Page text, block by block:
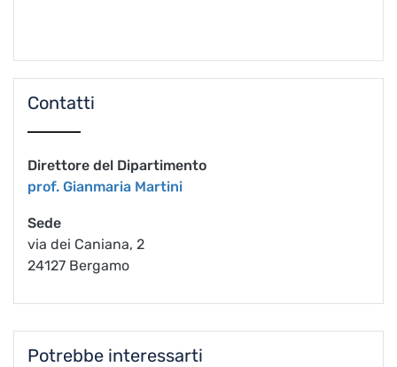
Contatti
Direttore del Dipartimento
prof. Gianmaria Martini
Sede
via dei Caniana, 2
24127 Bergamo
Potrebbe interessarti